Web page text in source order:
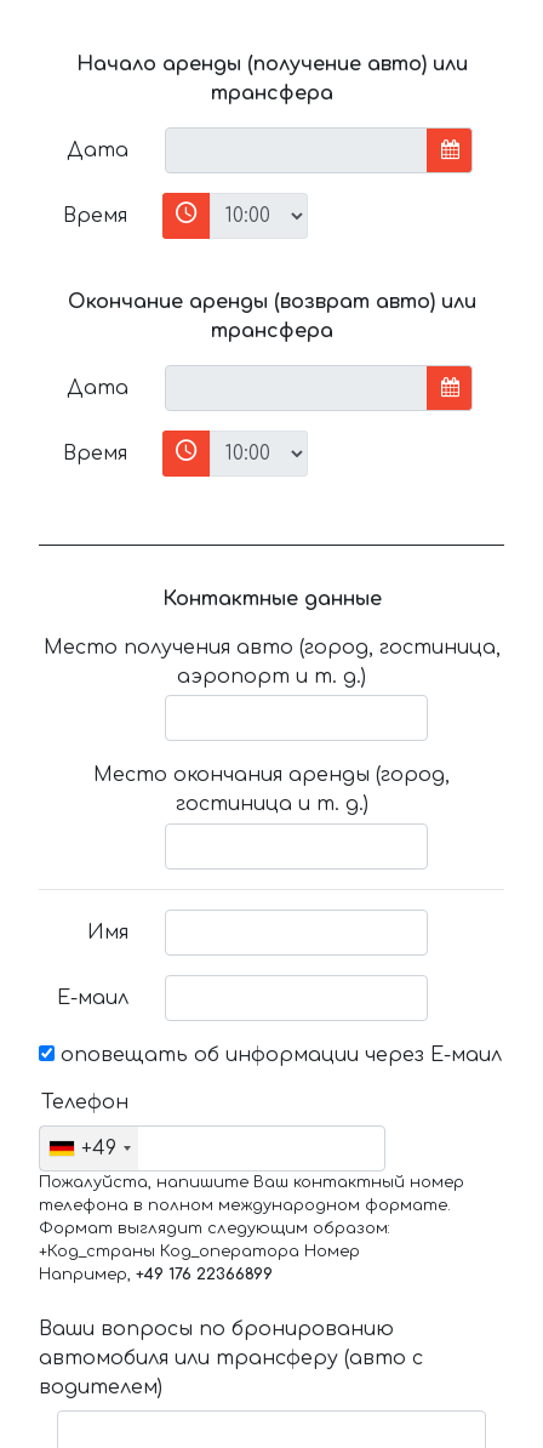
Начало аренды (получение авто) или
трансфера
Дата
Время
Окончание аренды (возврат авто) или
трансфера
Дата
Время
Контактные данные
Место получения авто (город, гостиница,
аэропорт и т. д.)
Место окончания аренды (город,
гостиница и т. д.)
Имя
Е-маил
оповещать об информации через Е-маил
Телефон
+49
Пожалуйста, напишите Ваш контактный номер
телефона в полном международном формате.
Формат выглядит следующим образом:
+Код_страны Код_оператора Номер
Например, +49 176 22366899
Ваши вопросы по бронированию
автомобиля или трансферу (авто с
водителем)